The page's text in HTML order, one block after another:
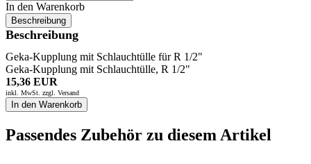
In den Warenkorb
Beschreibung
Beschreibung
Geka-Kupplung mit Schlauchtülle für R 1/2"
Geka-Kupplung mit Schlauchtülle, R 1/2"
15,36 EUR
inkl. MwSt. zzgl. Versand
In den Warenkorb
Passendes Zubehör zu diesem Artikel